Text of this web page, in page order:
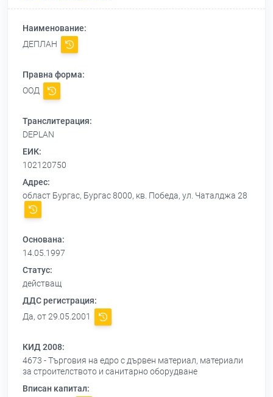
Наименование:
ДЕПЛАН
Правна форма:
ООД
Транслитерация:
DEPLAN
ЕИК:
102120750
Адрес:
област Бургас, Бургас 8000, кв. Победа, ул. Чаталджа 28
Основана:
14.05.1997
Статус:
действащ
ДДС регистрация:
Да, от 29.05.2001
КИД 2008:
4673 - Търговия на едро с дървен материал, материали
за строителството и санитарно оборудване
Вписан капитал: